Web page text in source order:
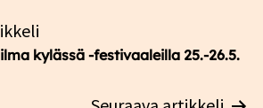
kylässä -festivaaleilla 25.-26.5.